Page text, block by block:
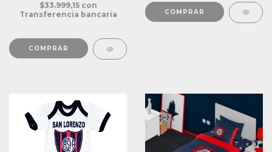
$33.999,15 con
Transferencia bancaria